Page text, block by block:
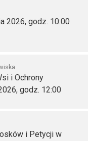
2026, godz. 10:00
i Ochrony
godz. 12:00
i Petycji w